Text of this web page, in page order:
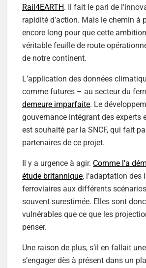
Rail4EARTH. Il fait le pari de
rapidité d’action. Mais le chemin à
encore long pour que cette
véritable feuille de route
de notre continent.
L’application des données
comme futures – au secteur du
demeure imparfaite. Le
gouvernance intégrant des experts
est souhaité par la SNCF, qui fait
partenaires de ce projet.
Il y a urgence à agir. Comme l’a
étude britannique, l’adaptation
ferroviaires aux différents
souvent surestimée. Elles sont
vulnérables que ce que les
penser.
Une raison de plus, s’il en fallait
s’engager dès à présent dans un